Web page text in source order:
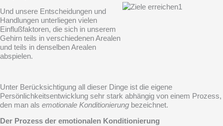
Und unsere Entscheidungen und
Handlungen unterliegen vielen
Einflußfaktoren, die sich in unserem
Gehirn teils in verschiedenen Arealen
und teils in denselben Arealen
abspielen.
Unter Berücksichtigung all dieser Dinge ist die eigene
Persönlichkeitsentwicklung sehr stark abhängig von einem Prozess,
den man als emotionale Konditionierung bezeichnet.
Der Prozess der emotionalen Konditionierung